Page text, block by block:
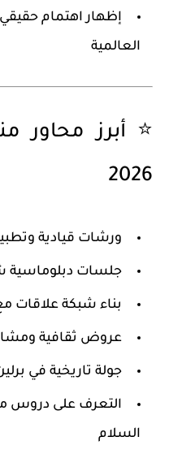
إظهار اهتمام حقيقي
العالمية
⭐ أبرز محاور
2026
ورشات قيادية
جلسات دبلوماسية
بناء شبكة علاقات
عروض ثقافية
جولة تاريخية في
التعرف على دروس من
السلام